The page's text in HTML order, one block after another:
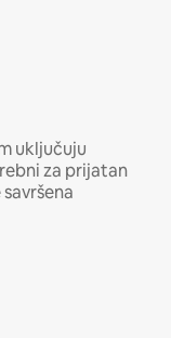
uključuju
za prijatan